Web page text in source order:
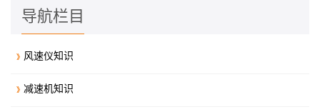
导航栏目
风速仪知识
减速机知识